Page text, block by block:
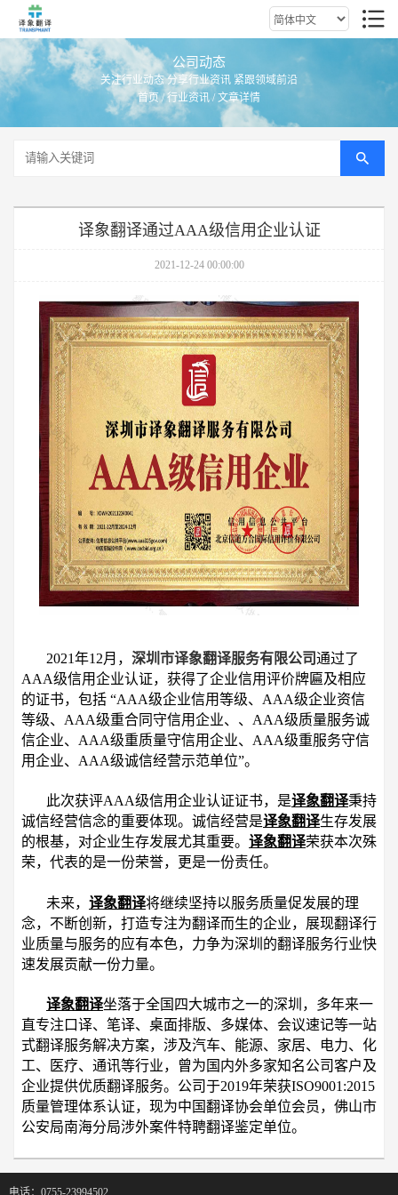
公司动态
关注行业动态 分享行业资讯 紧跟领域前沿
首页/行业资讯 / 文章详情
译象翻译通过AAA级信用企业认证
2021-12-24 00:00:00
2021年12月， 深圳市译象翻译服务有限公司通过了
AAA级信用企业认证，获得了企业信用评价牌匾及相应
的证书，包括 “AAA级企业信用等级、AAA级企业资信
等级、AAA级重合同守信用企业、、AAA级质量服务诚
信企业、AAA级重质量守信用企业、AAA级重服务守信
用企业、AAA级诚信经营示范单位”。
此次获评AAA级信用企业认证证书，是译象翻译秉持
诚信经营信念的重要体现。诚信经营是译象翻译生存发展
的根基，对企业生存发展尤其重要。 译象翻译荣获本次殊
荣，代表的是一份荣誉，更是一份责任。
未来， 译象翻译将继续坚持以服务质量促发展的理
念，不断创新，打造专注为翻译而生的企业，展现翻译行
业质量与服务的应有本色，力争为深圳的翻译服务行业快
速发展贡献一份力量。
译象翻译坐落于全国四大城市之一的深圳，多年来一
直专注口译、笔译、桌面排版、多媒体、会议速记等一站
式翻译服务解决方案，涉及汽车、能源、家居、电力、化
工、医疗、通讯等行业，曾为国内外多家知名公司客户及
企业提供优质翻译服务。公司于2019年荣获ISO9001:2015
质量管理体系认证，现为中国翻译协会单位会员，佛山市
公安局南海分局涉外案件特聘翻译鉴定单位。
电话：0755-23994502